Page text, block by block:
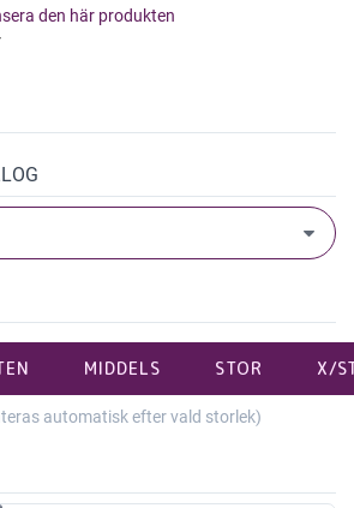
den här produkten
MIDDELS STOR X/
automatisk efter vald storlek)